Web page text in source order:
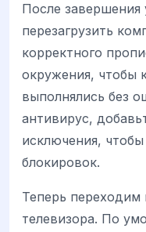
После завершения
перезагрузить
корректного
окружения, чтобы
выполнялись без
антивирус,
исключения,
блокировок.
Теперь переходим
телевизора. По